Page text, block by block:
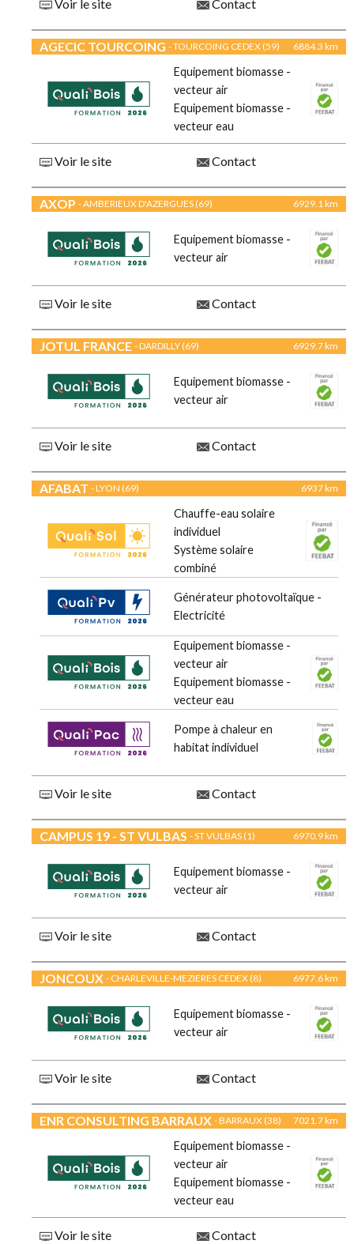
Voir le site Contact
AGECIC TOURCOING - TOURCOING CEDEX (59) 6884.3 km
Equipement biomasse -
vecteur air
Equipement biomasse -
vecteur eau
Voir le site Contact
AXOP - AMBERIEUX D'AZERGUES (69) 6929.1 km
Equipement biomasse -
vecteur air
Voir le site Contact
JOTUL FRANCE - DARDILLY (69) 6929.7 km
Equipement biomasse -
vecteur air
Voir le site Contact
AFABAT - LYON (69) 6937 km
Chauffe-eau solaire
individuel
Système solaire
combiné
Générateur photovoltaïque -
Electricité
Equipement biomasse -
vecteur air
Equipement biomasse -
vecteur eau
Pompe à chaleur en
habitat individuel
Voir le site Contact
CAMPUS 19 - ST VULBAS - ST VULBAS (1) 6970.9 km
Equipement biomasse -
vecteur air
Voir le site Contact
JONCOUX - CHARLEVILLE-MEZIERES CEDEX (8) 6977.6 km
Equipement biomasse -
vecteur air
Voir le site Contact
ENR CONSULTING BARRAUX - BARRAUX (38) 7021.7 km
Equipement biomasse -
vecteur air
Equipement biomasse -
vecteur eau
Voir le site Contact